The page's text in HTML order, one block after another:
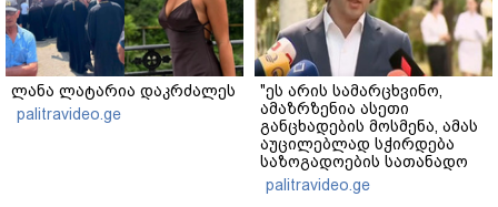
ლანა ლატარია დაკრძალეს
palitravideo.ge
"ეს არის სამარცხვინო,
ამაზრზენია ასეთი
განცხადების მოსმენა, ამას
აუცილებლად სჭირდება
საზოგადოების სათანადო
რეაქცია" - ირაკლი
კობახიძე
palitravideo.ge